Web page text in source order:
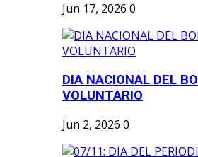
Jun 17, 2026 0
DIA NACIONAL DEL
VOLUNTARIO
Jun 2, 2026 0